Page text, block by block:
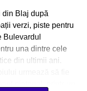
din Blaj după
verzi, piste pentru
Bulevardul
una dintre cele
din ultimii ani.